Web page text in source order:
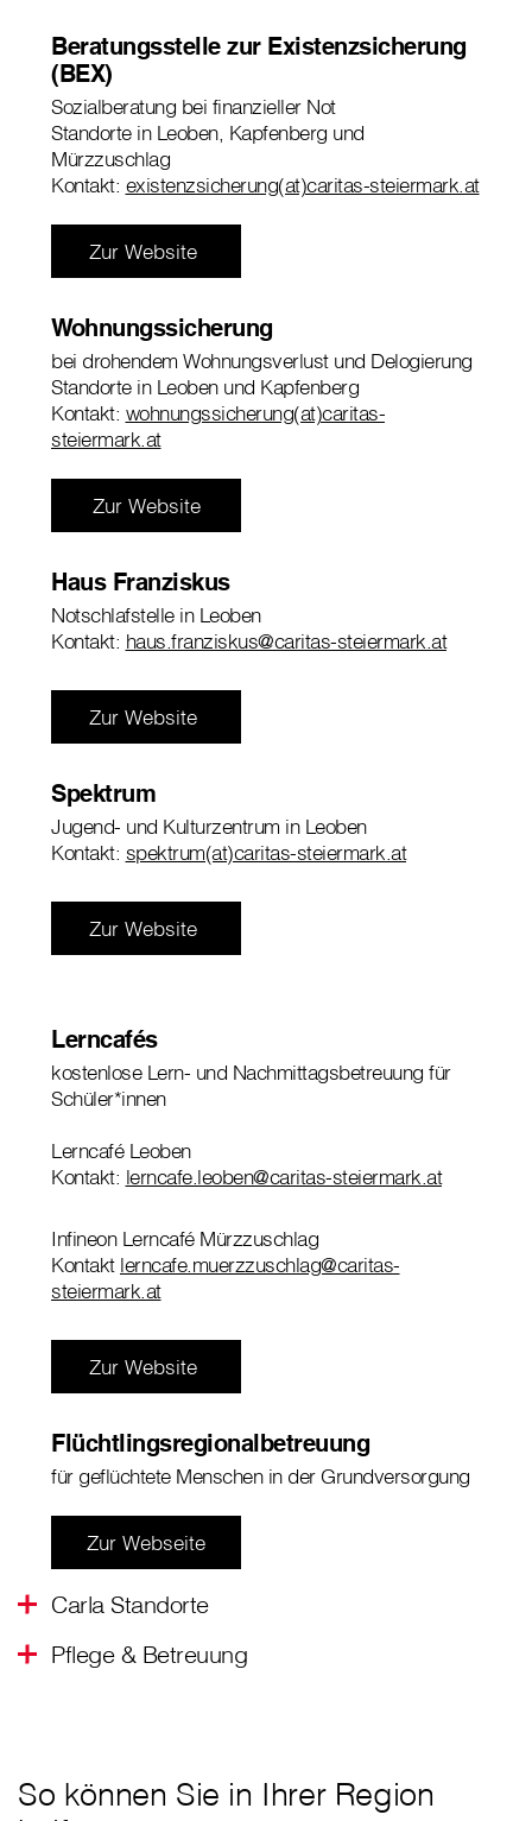
Beratungsstelle zur Existenzsicherung
(BEX)
Sozialberatung bei finanzieller Not
Standorte in Leoben, Kapfenberg und
Mürzzuschlag
Kontakt: existenzsicherung(at)caritas-steiermark.at
Zur Website
Wohnungssicherung
bei drohendem Wohnungsverlust und Delogierung
Standorte in Leoben und Kapfenberg
Kontakt: wohnungssicherung(at)caritas-
steiermark.at
Zur Website
Haus Franziskus
Notschlafstelle in Leoben
Kontakt: haus.franziskus@caritas-steiermark.at
Zur Website
Spektrum
Jugend- und Kulturzentrum in Leoben
Kontakt: spektrum(at)caritas-steiermark.at
Zur Website
Lerncafés
kostenlose Lern- und Nachmittagsbetreuung für
Schüler*innen
Lerncafé Leoben
Kontakt: lerncafe.leoben@caritas-steiermark.at
Infineon Lerncafé Mürzzuschlag
Kontakt lerncafe.muerzzuschlag@caritas-
steiermark.at
Zur Website
Flüchtlingsregionalbetreuung
für geflüchtete Menschen in der Grundversorgung
Zur Webseite
Carla Standorte
Pflege & Betreuung
So können Sie in Ihrer Region